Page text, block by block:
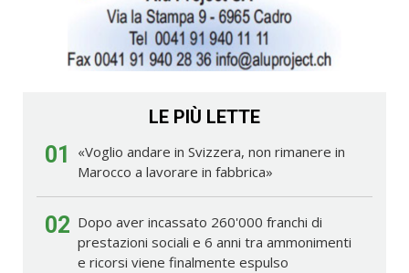
LE PIÙ LETTE
01
«Voglio andare in Svizzera, non rimanere in
Marocco a lavorare in fabbrica»
02 Dopo aver incassato 260'000 franchi di
prestazioni sociali e 6 anni tra ammonimenti
e ricorsi viene finalmente espulso